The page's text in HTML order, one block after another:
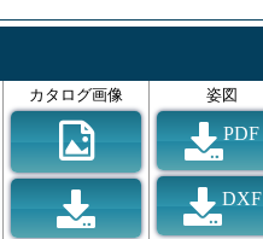
カタログ画像 姿図
PDF
DXF